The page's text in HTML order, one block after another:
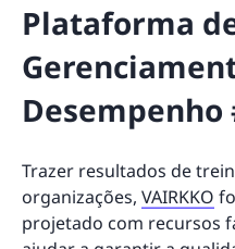
Plataforma
Desempenho
Trazer resultados de
organizações, VAIRKKO
projetado com recursos